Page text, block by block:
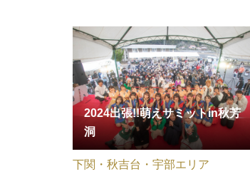
2024出張!!萌えサミットin秋芳
洞
下関・秋吉台・宇部エリア